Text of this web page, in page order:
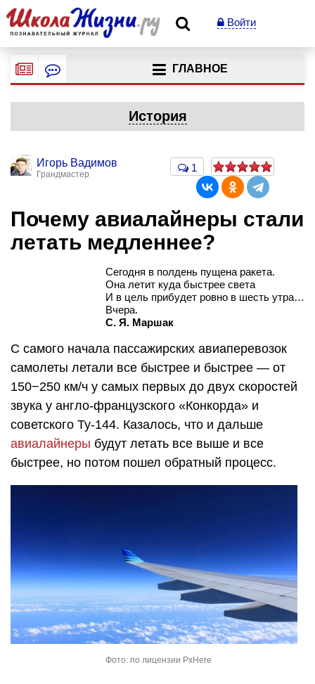
Войти
ГЛАВНОЕ
История
Игорь Вадимов
Грандмастер
1
Почему авиалайнеры стали
летать медленнее?
Сегодня в полдень пущена ракета.
Она летит куда быстрее света
И в цель прибудет ровно в шесть утра…
Вчера.
С. Я. Маршак
С самого начала пассажирских авиаперевозок
самолеты летали все быстрее и быстрее — от
150−250 км/ч у самых первых до двух скоростей
звука у англо-французского «Конкорда» и
советского Ту-144. Казалось, что и дальше
авиалайнеры будут летать все выше и все
быстрее, но потом пошел обратный процесс.
Фото: по лицензии PxHere